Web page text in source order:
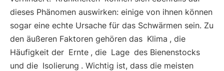
dieses Phänomen auswirken: einige von ihnen können
sogar eine echte Ursache für das Schwärmen sein. Zu
den äußeren Faktoren gehören das Klima , die
Häufigkeit der Ernte , die Lage des Bienenstocks
und die Isolierung . Wichtig ist, dass die meisten